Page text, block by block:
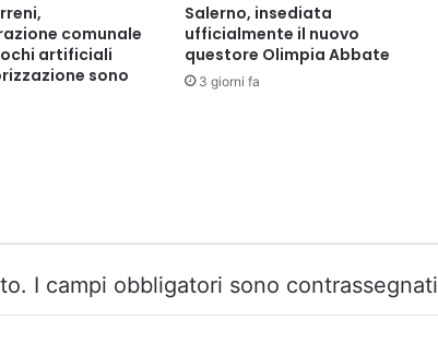
comunale
artificiali
sono
Salerno, insediata
ufficialmente il nuovo
questore Olimpia Abbate
3 giorni fa
I campi obbligatori sono contrassegnati